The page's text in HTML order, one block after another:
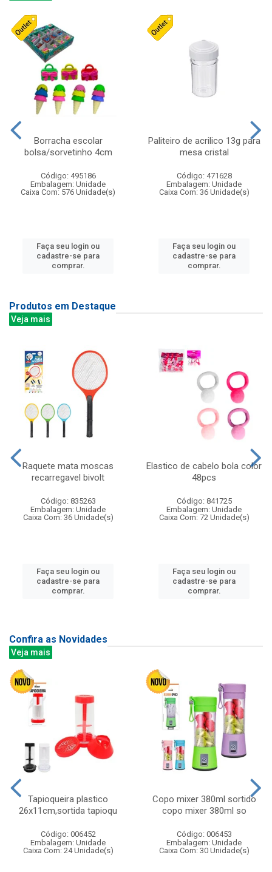
Borracha escolar
bolsa/sorvetinho 4cm
Código: 495186
Embalagem: Unidade
Caixa Com: 576 Unidade(s)
Faça seu login ou
cadastre-se para
comprar.
Paliteiro de acrilico 13g para
mesa cristal
Código: 471628
Embalagem: Unidade
Caixa Com: 36 Unidade(s)
Faça seu login ou
cadastre-se para
comprar.
Produtos em Destaque
Veja mais
Raquete mata moscas
recarregavel bivolt
Código: 835263
Embalagem: Unidade
Caixa Com: 36 Unidade(s)
Faça seu login ou
cadastre-se para
comprar.
Elastico de cabelo bola color
48pcs
Código: 841725
Embalagem: Unidade
Caixa Com: 72 Unidade(s)
Faça seu login ou
cadastre-se para
comprar.
Confira as Novidades
Veja mais
Tapioqueira plastico
26x11cm,sortida tapioqu
Código: 006452
Embalagem: Unidade
Caixa Com: 24 Unidade(s)
Copo mixer 380ml sortido
copo mixer 380ml so
Código: 006453
Embalagem: Unidade
Caixa Com: 30 Unidade(s)